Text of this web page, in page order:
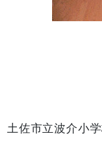
土佐市立波介小学